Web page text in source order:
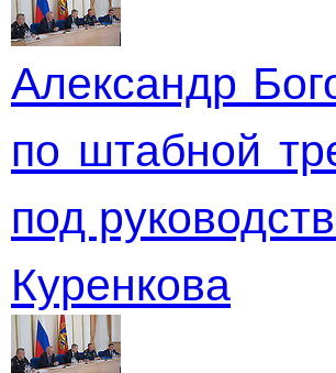
Александр
по штабной
под
Куренкова